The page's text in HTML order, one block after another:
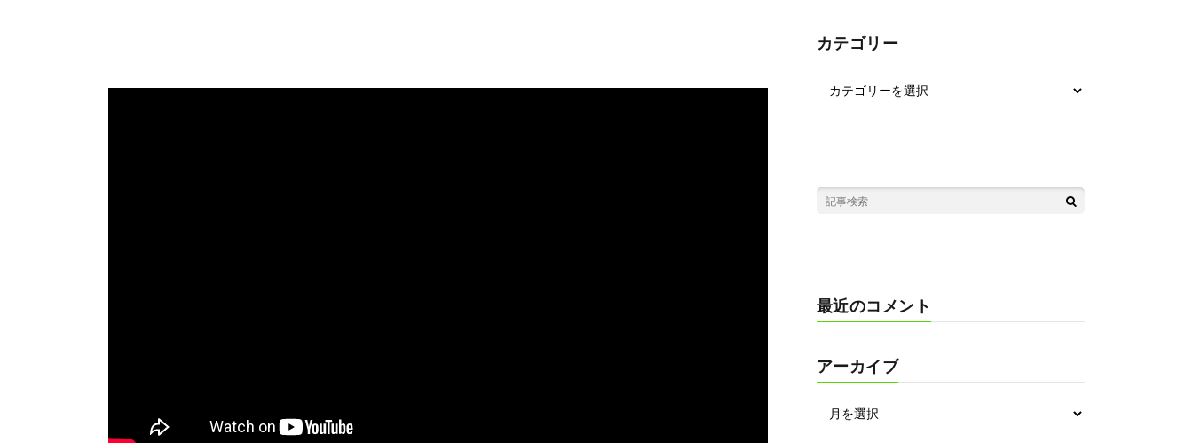
カテゴリー
最近のコメント
アーカイブ